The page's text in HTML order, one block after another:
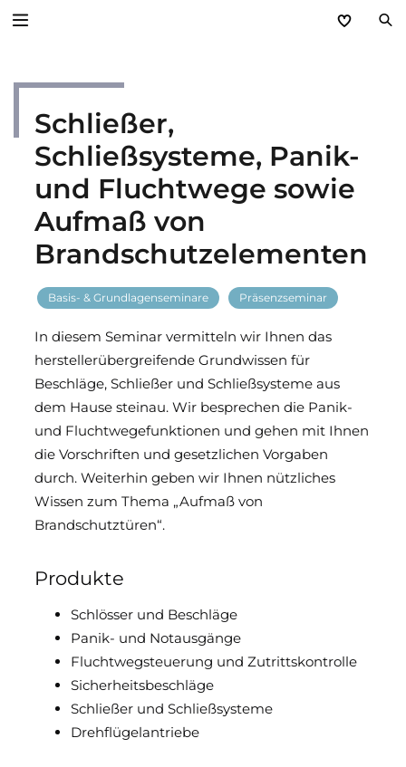
Service
Aktuelles
Händlerforum
KfW-Förderung
Programme
Prospektanforderung
steinau Akademie
Downloads & Medien
DoP
Schließer,
Schließsysteme, Panik-
und Fluchtwege sowie
Aufmaß von
Brandschutzelementen
Basis- & Grundlagenseminare Präsenzseminar
In diesem Seminar vermitteln wir Ihnen das
herstellerübergreifende Grundwissen für
Beschläge, Schließer und Schließsysteme aus
dem Hause steinau. Wir besprechen die Panik-
und Fluchtwegefunktionen und gehen mit Ihnen
die Vorschriften und gesetzlichen Vorgaben
durch. Weiterhin geben wir Ihnen nützliches
Wissen zum Thema „Aufmaß von
Brandschutztüren“.
Produkte
Schlösser und Beschläge
Panik- und Notausgänge
Fluchtwegsteuerung und Zutrittskontrolle
Sicherheitsbeschläge
Schließer und Schließsysteme
Drehflügelantriebe